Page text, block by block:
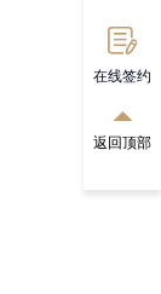
在线签约
返回顶部